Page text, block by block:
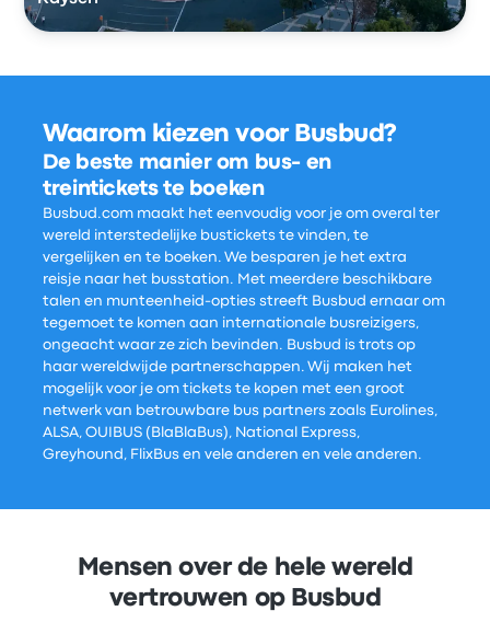
Waarom kiezen voor Busbud?
De beste manier om bus- en
treintickets te boeken
Busbud.com maakt het eenvoudig voor je om overal ter
wereld interstedelijke bustickets te vinden, te
vergelijken en te boeken. We besparen je het extra
reisje naar het busstation. Met meerdere beschikbare
talen en munteenheid-opties streeft Busbud ernaar om
tegemoet te komen aan internationale busreizigers,
ongeacht waar ze zich bevinden. Busbud is trots op
haar wereldwijde partnerschappen. Wij maken het
mogelijk voor je om tickets te kopen met een groot
netwerk van betrouwbare bus partners zoals Eurolines,
ALSA, OUIBUS (BlaBlaBus), National Express,
Greyhound, FlixBus en vele anderen en vele anderen.
Mensen over de hele wereld
vertrouwen op Busbud